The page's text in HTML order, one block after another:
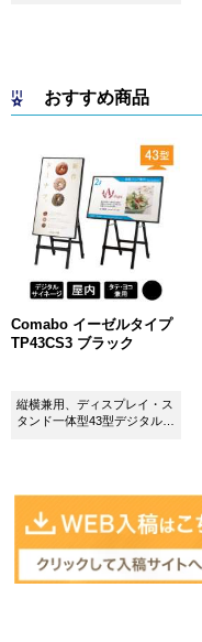
おすすめ商品
Comabo イーゼルタイプ
TP43CS3 ブラック
縦横兼用、ディスプレイ・ス
タンド一体型43型デジタルサ